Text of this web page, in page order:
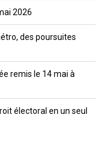
2026
des poursuites
remis le 14 mai à
électoral en un seul